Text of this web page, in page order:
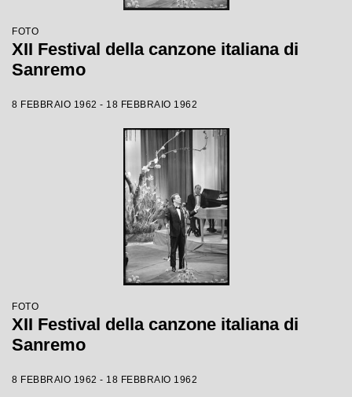
FOTO
XII Festival della canzone italiana di
Sanremo
8 FEBBRAIO 1962 - 18 FEBBRAIO 1962
FOTO
XII Festival della canzone italiana di
Sanremo
8 FEBBRAIO 1962 - 18 FEBBRAIO 1962